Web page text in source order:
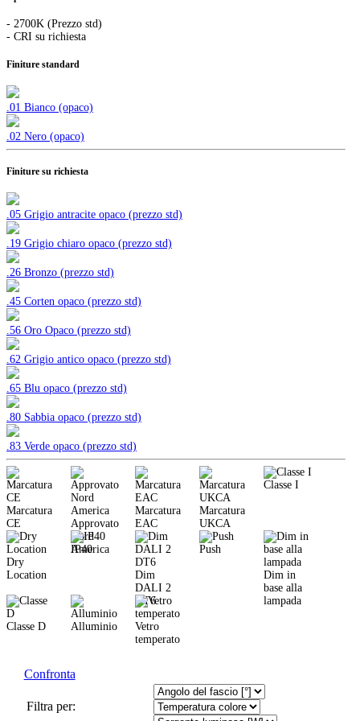
- 2700K (Prezzo std)
- CRI su richiesta
Finiture standard
.01 Bianco (opaco)
.02 Nero (opaco)
Finiture su richiesta
.05 Grigio antracite opaco (prezzo std)
.19 Grigio chiaro opaco (prezzo std)
.26 Bronzo (prezzo std)
.45 Corten opaco (prezzo std)
.56 Oro Opaco (prezzo std)
.62 Grigio antico opaco (prezzo std)
.65 Blu opaco (prezzo std)
.80 Sabbia opaco (prezzo std)
.83 Verde opaco (prezzo std)
Marcatura
CE
Approvato
Nord
America
Marcatura
EAC
Marcatura
UKCA
Classe I
Dry
Location
IP40
Dim
DALI 2
DT6
Push
Dim in
base alla
lampada
Classe D Alluminio
Vetro
temperato
Confronta
Filtra per: